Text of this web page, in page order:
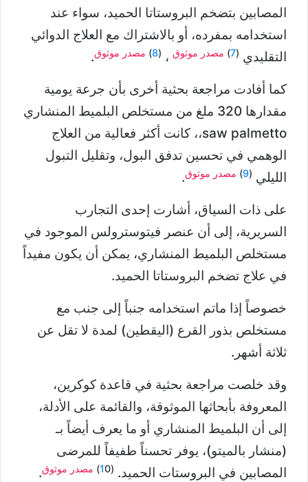
المصابين بتضخم البروستاتا الحميد، سواء عند
استخدامه بمفرده، أو بالاشتراك مع العلاج الدوائي
التقليدي (
7
) مصدر موثوق ، (
8
) مصدر موثوق.
كما أفادت مراجعة بحثية أخرى بأن جرعة يومية
مقدارها 320 ملغ من مستخلص البلميط المنشاري
saw palmetto،، كانت أكثر فعالية من العلاج
الوهمي في تحسين تدفق البول، وتقليل التبول
الليلي (
9
) مصدر موثوق.
على ذات السياق، أشارت إحدى التجارب
السريرية، إلى أن عنصر فيتوسترولس الموجود في
مستخلص البلميط المنشاري، يمكن أن يكون مفيداً
في علاج تضخم البروستاتا الحميد.
خصوصاً إذا ماتم استخدامه جنباً إلى جنب مع
مستخلص بذور القرع (اليقطين) لمدة لا تقل عن
ثلاثة أشهر.
وقد خلصت مراجعة بحثية في قاعدة كوكرين،
المعروفة بأبحاثها الموثوقة، والقائمة على الأدلة،
إلى أن البلميط المنشاري أو ما يعرف أيضاً بـ
(منشار بالميتو)، يوفر تحسناً طفيفاً للمرضى
المصابين في البروستات الحميد. (
10) مصدر موثوق.